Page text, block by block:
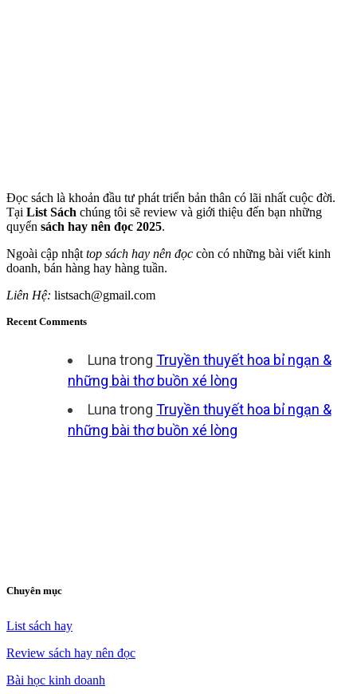
Đọc sách là khoản đầu tư phát triển bản thân có lãi nhất cuộc đời.
Tại List Sách chúng tôi sẽ review và giới thiệu đến bạn những
quyển sách hay nên đọc 2025.
Ngoài cập nhật top sách hay nên đọc còn có những bài viết kinh
doanh, bán hàng hay hàng tuần.
Liên Hệ: listsach@gmail.com
Recent Comments
Luna trong Truyền thuyết hoa bỉ ngạn &
những bài thơ buồn xé lòng
Luna trong Truyền thuyết hoa bỉ ngạn &
những bài thơ buồn xé lòng
Chuyên mục
List sách hay
Review sách hay nên đọc
Bài học kinh doanh